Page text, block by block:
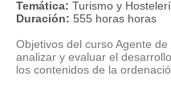
Temática: Turismo y
Duración: 555 horas horas
Objetivos del curso Agente
analizar y evaluar el
los contenidos de la